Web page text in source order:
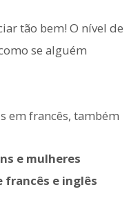
tão bem! O nível de
se alguém
em francês, também
e mulheres
e inglês